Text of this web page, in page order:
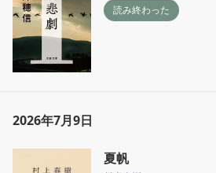
読み終わった
2026年7月9日
夏帆